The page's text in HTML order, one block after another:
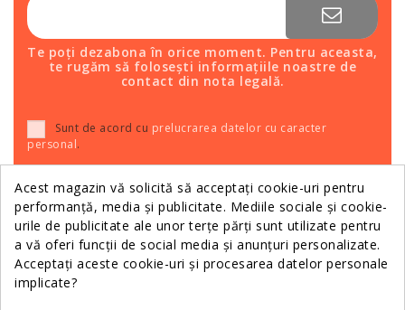
Te poți dezabona în orice moment. Pentru aceasta,
te rugăm să folosești informațiile noastre de
contact din nota legală.
Sunt de acord cu prelucrarea datelor cu caracter
personal.
Relații Clienții
Informații
Acest magazin vă solicită să acceptați cookie-uri pentru
performanță, media și publicitate. Mediile sociale și cookie-
urile de publicitate ale unor terțe părți sunt utilizate pentru
a vă oferi funcții de social media și anunțuri personalizate.
Acceptați aceste cookie-uri și procesarea datelor personale
implicate?